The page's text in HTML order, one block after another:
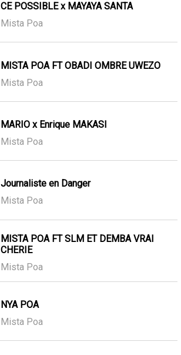
CE POSSIBLE x MAYAYA SANTA
Mista Poa
MISTA POA FT OBADI OMBRE UWEZO
Mista Poa
MARIO x Enrique MAKASI
Mista Poa
Journaliste en Danger
Mista Poa
MISTA POA FT SLM ET DEMBA VRAI
CHERIE
Mista Poa
NYA POA
Mista Poa